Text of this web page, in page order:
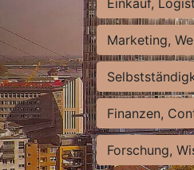
Einkauf,
Marketing,
Finanzen,
Forschung,